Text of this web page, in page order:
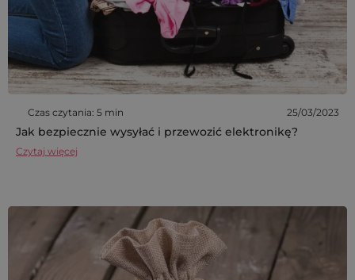
Czas czytania: 5 min 25/03/2023
Jak bezpiecznie wysyłać i przewozić elektronikę?
Czytaj więcej